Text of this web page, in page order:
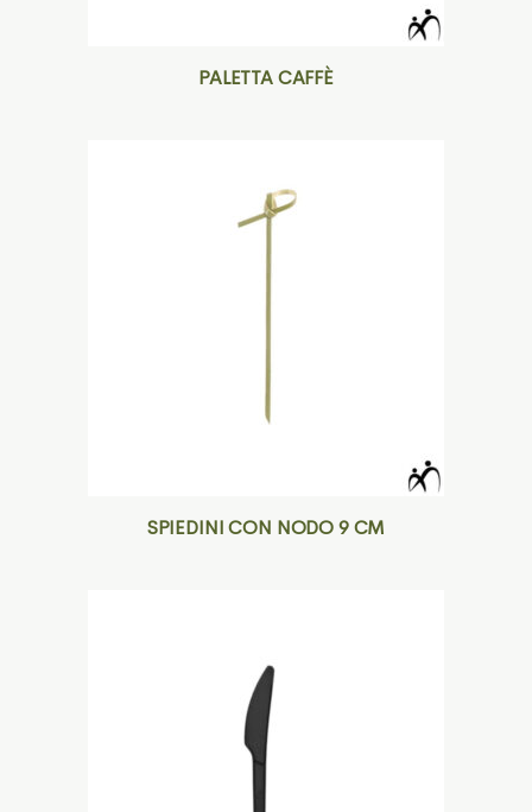
PALETTA CAFFÈ
SPIEDINI CON NODO 9 CM